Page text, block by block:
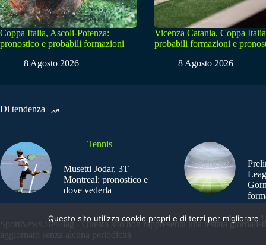
Coppa Italia, Ascoli-Potenza:
pronostico e probabili formazioni
8 Agosto 2026
Vicenza Catania, Coppa
probabili formazioni e
8 Agosto 2026
Di tendenza
Tennis
Musetti Jodar, 3T
Montreal: pronostico e
dove vederla
SportNews.BetFlag - Questo sito non rappresenta una testata
aggiornato senza alcuna periodicità
Questo sito utilizza cookie propri e di terzi per migliorare